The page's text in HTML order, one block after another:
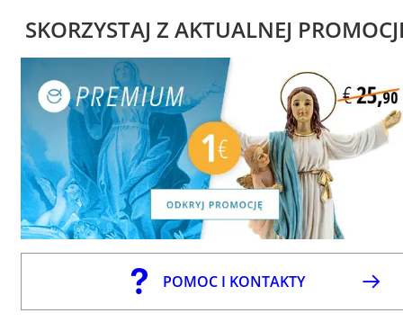
SKORZYSTAJ Z AKTUALNEJ
POMOC I KONTAKTY